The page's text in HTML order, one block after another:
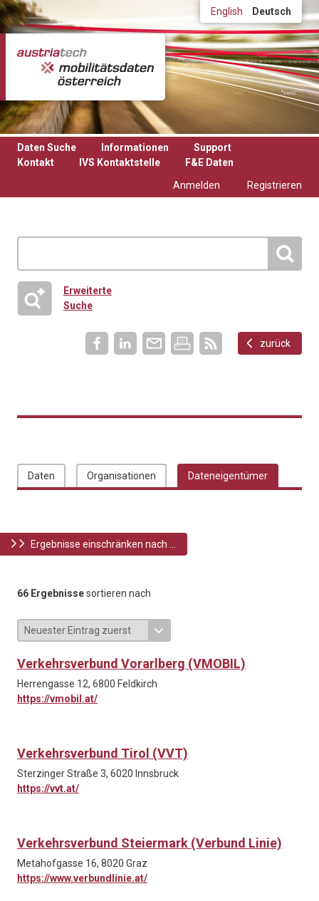
Direkt zum Inhalt English Deutsch
Daten Suche Informationen
Support
Kontakt
IVS Kontaktstelle
F&E Daten
Anmelden
Registrieren
Erweiterte
Suche
zurück
Daten Organisationen Dateneigentümer
Ergebnisse einschränken nach ...
66 Ergebnissesortieren nach
Verkehrsverbund Vorarlberg (VMOBIL)
Herrengasse 12, 6800 Feldkirch
https://vmobil.at/
Verkehrsverbund Tirol (VVT)
Sterzinger Straße 3, 6020 Innsbruck
https://vvt.at/
Verkehrsverbund Steiermark (Verbund Linie)
Metahofgasse 16, 8020 Graz
https://www.verbundlinie.at/